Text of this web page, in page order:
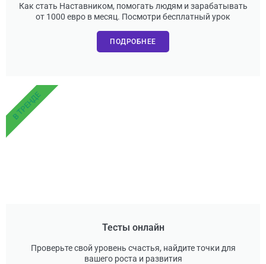
Как стать Наставником, помогать людям и зарабатывать
от 1000 евро в месяц. Посмотри бесплатный урок
ПОДРОБНЕЕ
Тесты онлайн
Проверьте свой уровень счастья, найдите точки для
вашего роста и развития
В ТРЕНДЕ